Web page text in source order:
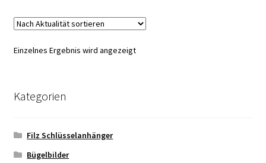
Einzelnes Ergebnis wird angezeigt
Kategorien
Filz Schlüsselanhänger
Bügelbilder